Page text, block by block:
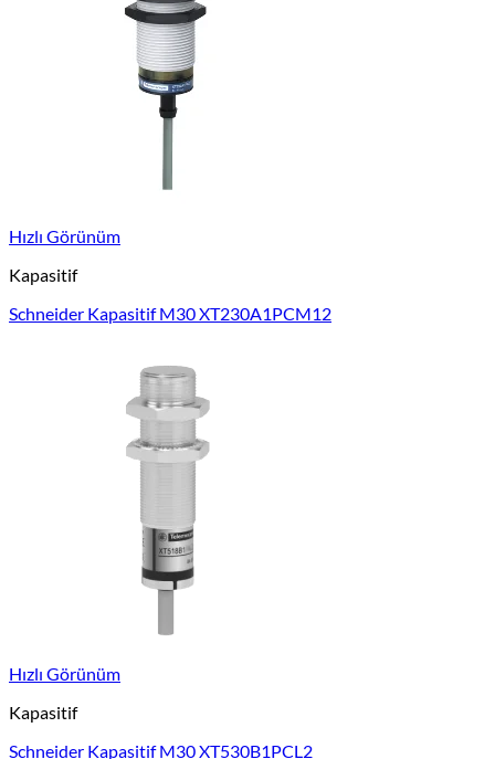
Hızlı Görünüm
Kapasitif
Schneider Kapasitif M30 XT230A1PCM12
Hızlı Görünüm
Kapasitif
Schneider Kapasitif M30 XT530B1PCL2